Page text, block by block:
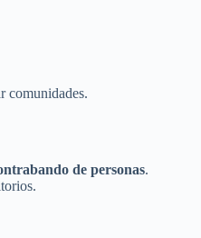
comunidades.
de personas.